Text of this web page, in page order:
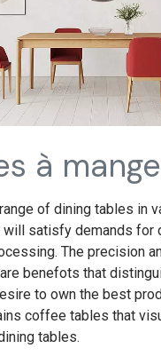
à
of dining tables in
satisfy demands for
The precision
benefots that
to own the best
coffee tables that
tables.